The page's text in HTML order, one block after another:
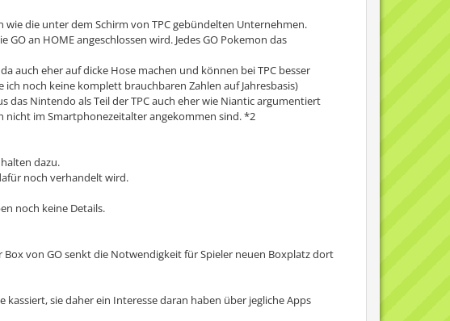
die unter dem Schirm von TPC gebündelten Unternehmen.
an HOME angeschlossen wird. Jedes GO Pokemon das
auch eher auf dicke Hose machen und können bei TPC besser
noch keine komplett brauchbaren Zahlen auf Jahresbasis)
das Nintendo als Teil der TPC auch eher wie Niantic argumentiert
nicht im Smartphonezeitalter angekommen sind. *2
dazu.
noch verhandelt wird.
noch keine Details.
von GO senkt die Notwendigkeit für Spieler neuen Boxplatz dort
sie daher ein Interesse daran haben über jegliche Apps